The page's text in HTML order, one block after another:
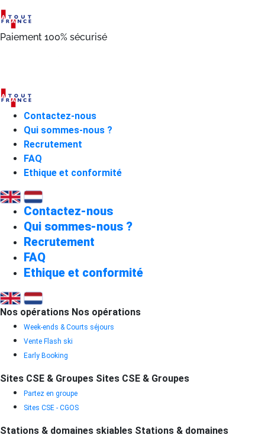
Paiement 100% sécurisé
Contactez-nous
Qui sommes-nous ?
Recrutement
FAQ
Ethique et conformité
Contactez-nous
Qui sommes-nous ?
Recrutement
FAQ
Ethique et conformité
Nos opérations Nos opérations
Week-ends & Courts séjours
Vente Flash ski
Early Booking
Sites CSE & Groupes Sites CSE & Groupes
Partez en groupe
Sites CSE - CGOS
Stations & domaines skiables Stations & domaines